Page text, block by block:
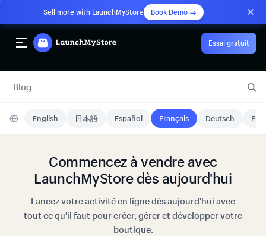
Sell more with LaunchMyStore Book Demo →
Essai gratuit
Blog
English 日本語 Español Français Deutsch
Commencez à vendre avec
LaunchMyStore dès aujourd'hui
Lancez votre activité en ligne dès aujourd'hui avec
tout ce qu'il faut pour créer, gérer et développer votre
boutique.